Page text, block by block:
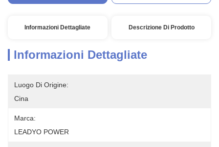
Informazioni Dettagliate Descrizione Di Prodotto
Informazioni Dettagliate
Luogo Di Origine:
Cina
Marca:
LEADYO POWER